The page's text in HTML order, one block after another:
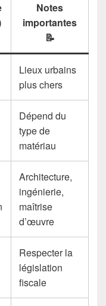
Notes
importantes
📝
Lieux urbains
plus chers
Dépend du
type de
matériau
Architecture,
ingénierie,
maîtrise
d’œuvre
Respecter la
législation
fiscale